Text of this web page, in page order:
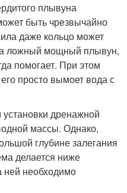
плывуна
быть чрезвычайно
даже кольцо может
ложный мощный плывун,
помогает. При этом
просто вымоет вода с
дренажной
массы. Однако,
глубине залегания
делается ниже
ней необходимо